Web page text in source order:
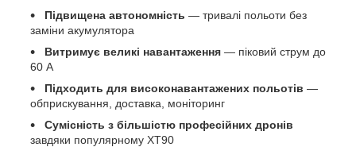
Підвищена автономність — тривалі польоти без
заміни акумулятора
Витримує великі навантаження — піковий струм до
60 А
Підходить для високонавантажених польотів —
обприскування, доставка, моніторинг
Сумісність з більшістю професійних дронів
завдяки популярному XT90